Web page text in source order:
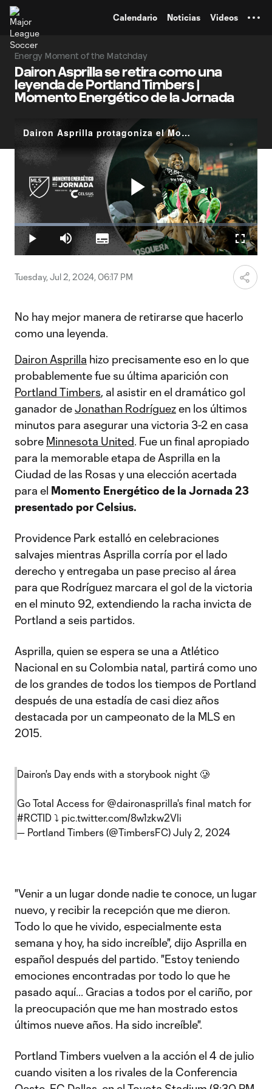
Calendario Noticias Videos
Energy Moment of the Matchday
Dairon Asprilla se retira como una
leyenda de Portland Timbers |
Momento Energético de la Jornada
Dairon Asprilla protagoniza el Momento Energético de la Jornada 23
Play
Play Mute
Loaded:
30.69%
Subtitles
Tuesday, Jul 2, 2024, 06:17 PM
No hay mejor manera de retirarse que hacerlo
como una leyenda.
Dairon Asprilla hizo precisamente eso en lo que
probablemente fue su última aparición con
Portland Timbers, al asistir en el dramático gol
ganador deJonathan Rodríguezen los últimos
minutos para asegurar una victoria 3-2 en casa
sobre Minnesota United. Fue un final apropiado
para la memorable etapa de Asprilla en la
Ciudad de las Rosas y una elección acertada
para el Momento Energético de la Jornada 23
presentado por Celsius.
Providence Park estalló en celebraciones
salvajes mientras Asprilla corría por el lado
derecho y entregaba un pase preciso al área
para que Rodríguez marcara el gol de la victoria
en el minuto 92, extendiendo la racha invicta de
Portland a seis partidos.
Asprilla, quien se espera se una a Atlético
Nacional en su Colombia natal, partirá como uno
de los grandes de todos los tiempos de Portland
después de una estadía de casi diez años
destacada por un campeonato de la MLS en
2015.
Dairon's Day ends with a storybook night 🥲
Go Total Access for @daironasprilla's final match for
#RCTID ⤵️ pic.twitter.com/8w1zkw2Vli
— Portland Timbers (@TimbersFC) July 2, 2024
"Venir a un lugar donde nadie te conoce, un lugar
nuevo, y recibir la recepción que me dieron.
Todo lo que he vivido, especialmente esta
semana y hoy, ha sido increíble", dijo Asprilla en
español después del partido. "Estoy teniendo
emociones encontradas por todo lo que he
pasado aquí... Gracias a todos por el cariño, por
la preocupación que me han mostrado estos
últimos nueve años. Ha sido increíble".
Portland Timbers vuelven a la acción el 4 de julio
cuando visiten a los rivales de la Conferencia